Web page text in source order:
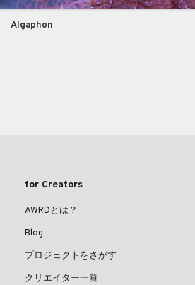
Algaphon
for Creators
AWRDとは？
Blog
プロジェクトをさがす
クリエイター一覧